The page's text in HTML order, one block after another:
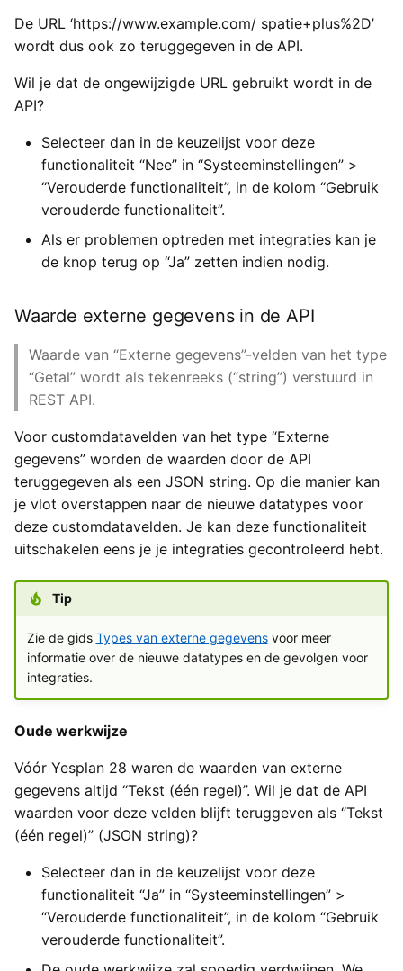
De URL ‘https://www.example.com/ spatie+plus%2D’
wordt dus ook zo teruggegeven in de API.
Wil je dat de ongewijzigde URL gebruikt wordt in de
API?
Selecteer dan in de keuzelijst voor deze
functionaliteit “Nee” in “Systeeminstellingen” >
“Verouderde functionaliteit”, in de kolom “Gebruik
verouderde functionaliteit”.
Als er problemen optreden met integraties kan je
de knop terug op “Ja” zetten indien nodig.
Waarde externe gegevens in de API
Waarde van “Externe gegevens”-velden van het type
“Getal” wordt als tekenreeks (“string”) verstuurd in
REST API.
Voor customdatavelden van het type “Externe
gegevens” worden de waarden door de API
teruggegeven als een JSON string. Op die manier kan
je vlot overstappen naar de nieuwe datatypes voor
deze customdatavelden. Je kan deze functionaliteit
uitschakelen eens je je integraties gecontroleerd hebt.
Tip
Zie de gids Types van externe gegevensvoor meer
informatie over de nieuwe datatypes en de gevolgen voor
integraties.
Oude werkwijze
Vóór Yesplan 28 waren de waarden van externe
gegevens altijd “Tekst (één regel)”. Wil je dat de API
waarden voor deze velden blijft teruggeven als “Tekst
(één regel)” (JSON string)?
Selecteer dan in de keuzelijst voor deze
functionaliteit “Ja” in “Systeeminstellingen” >
“Verouderde functionaliteit”, in de kolom “Gebruik
verouderde functionaliteit”.